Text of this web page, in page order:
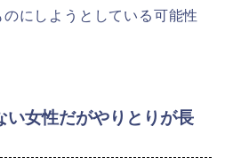
にしようとしている可能性
い女性だがやりとりが長